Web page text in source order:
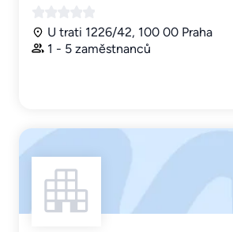
U trati 1226/42, 100 00 Praha
1 - 5 zaměstnanců